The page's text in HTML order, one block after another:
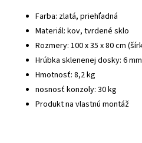
Farba: zlatá, priehľadná
Materiál: kov, tvrdené sklo
Rozmery: 100 x 35 x 80 cm
Hrúbka sklenenej dosky: 6 mm
Hmotnosť: 8,2 kg
nosnosť konzoly: 30 kg
Produkt na vlastnú montáž